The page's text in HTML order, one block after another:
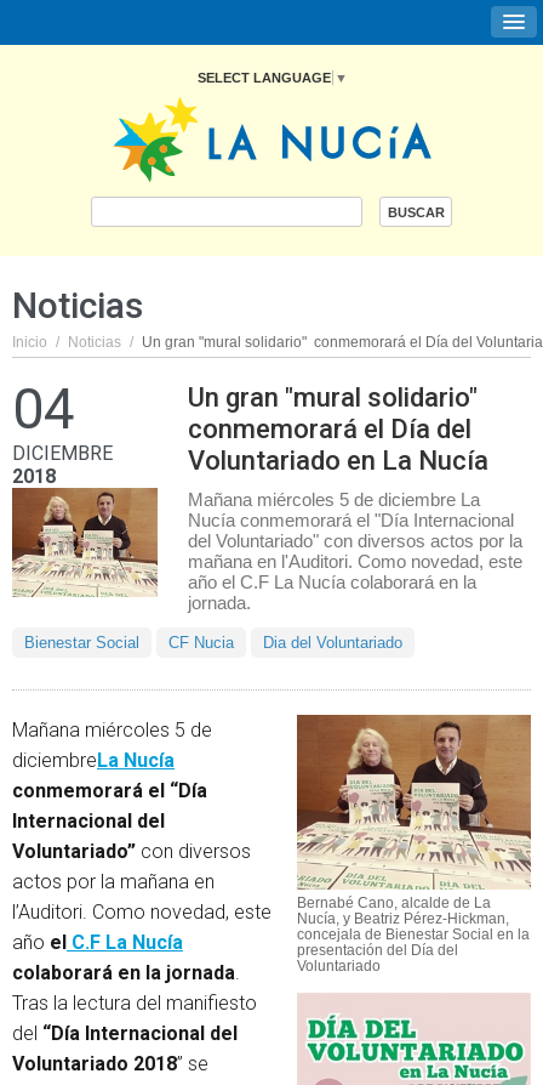
SELECT LANGUAGE ▼
Noticias
Inicio / Noticias / Un gran "mural solidario"  conmemorará el Día del
04
DICIEMBRE
2018
Un gran "mural solidario"
conmemorará el Día del
Voluntariado en La Nucía
Mañana miércoles 5 de diciembre La
Nucía conmemorará el "Día Internacional
del Voluntariado" con diversos actos por la
mañana en l'Auditori. Como novedad, este
año el C.F La Nucía colaborará en la
jornada.
Bienestar Social CF Nucia Dia del Voluntariado
Bernabé Cano, alcalde de La
Nucía, y Beatriz Pérez-Hickman,
concejala de Bienestar Social en la
presentación del Día del
Voluntariado
Mañana miércoles 5 de
diciembreLa Nucía
conmemorará el “Día
Internacional del
Voluntariado” con diversos
actos por la mañana en
l’Auditori. Como novedad, este
año el C.F La Nucía
colaborará en la jornada.
Tras la lectura del manifiesto
del “Día Internacional del
Voluntariado 2018” se